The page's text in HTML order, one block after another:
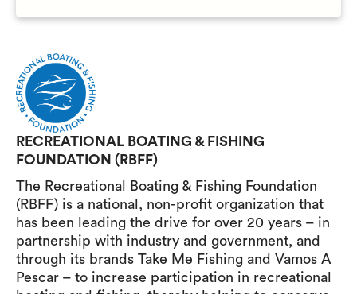
RECREATIONAL BOATING & FISHING
FOUNDATION (RBFF)
The Recreational Boating & Fishing Foundation
(RBFF) is a national, non-profit organization that
has been leading the drive for over 20 years – in
partnership with industry and government, and
through its brands Take Me Fishing and Vamos A
Pescar – to increase participation in recreational